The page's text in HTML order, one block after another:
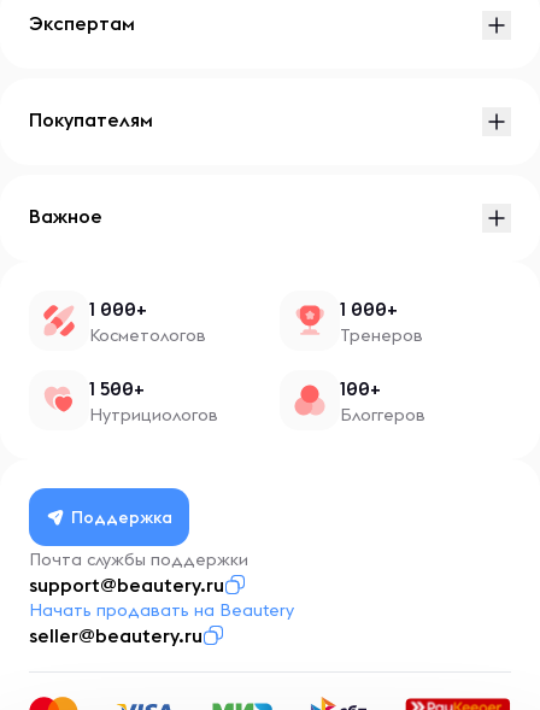
Экспертам
Покупателям
Важное
1 000+
Косметологов
1 000+
Тренеров
1 500+
Нутрициологов
100+
Блоггеров
Поддержка
Почта службы поддержки
support@beautery.ru
Начать продавать на Beautery
seller@beautery.ru